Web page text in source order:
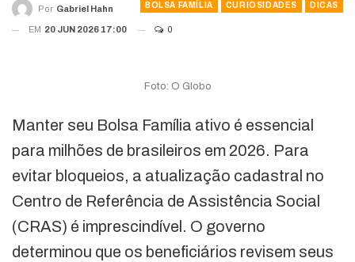
BOLSA FAMÍLIA CURIOSIDADES DICAS
Por Gabriel Hahn
EM 20 JUN 2026 17:00 0
Foto: O Globo
Manter seu Bolsa Família ativo é essencial
para milhões de brasileiros em 2026. Para
evitar bloqueios, a atualização cadastral no
Centro de Referência de Assistência Social
(CRAS) é imprescindível. O governo
determinou que os beneficiários revisem seus